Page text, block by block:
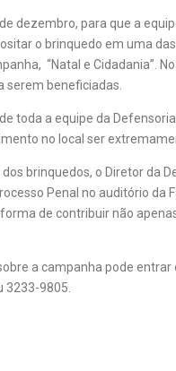
dezembro, para que a
o brinquedo em uma
“Natal e Cidadania”.
serem beneficiadas.
toda a equipe da
no local ser
brinquedos, o Diretor da
Penal no auditório da
de contribuir não
a campanha pode
3233-9805.